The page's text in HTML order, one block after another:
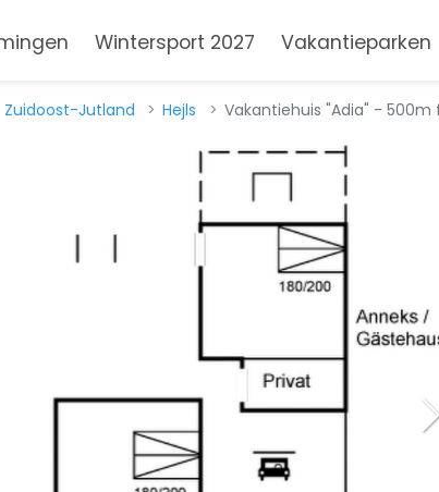
Wintersport 2027 Vakantieparken
Zuidoost-Jutland Hejls Vakantiehuis "Adia" - 500m